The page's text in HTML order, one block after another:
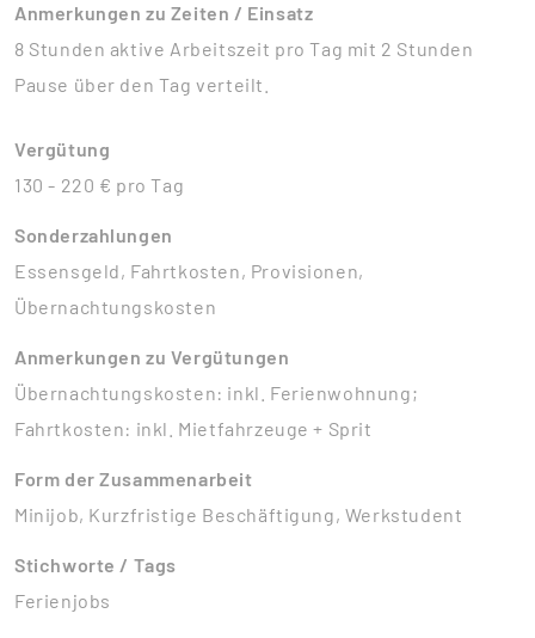
Anmerkungen zu Zeiten / Einsatz
8 Stunden aktive Arbeitszeit pro Tag mit 2 Stunden
Pause über den Tag verteilt.
Vergütung
130 - 220 € pro Tag
Sonderzahlungen
Essensgeld, Fahrtkosten, Provisionen,
Übernachtungskosten
Anmerkungen zu Vergütungen
Übernachtungskosten: inkl. Ferienwohnung;
Fahrtkosten: inkl. Mietfahrzeuge + Sprit
Form der Zusammenarbeit
Minijob, Kurzfristige Beschäftigung, Werkstudent
Stichworte / Tags
Ferienjobs